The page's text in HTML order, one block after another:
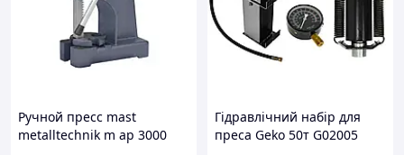
Ручной пресс mast
metalltechnik m ap 3000
Гідравлічний набір для
преса Geko 50т G02005